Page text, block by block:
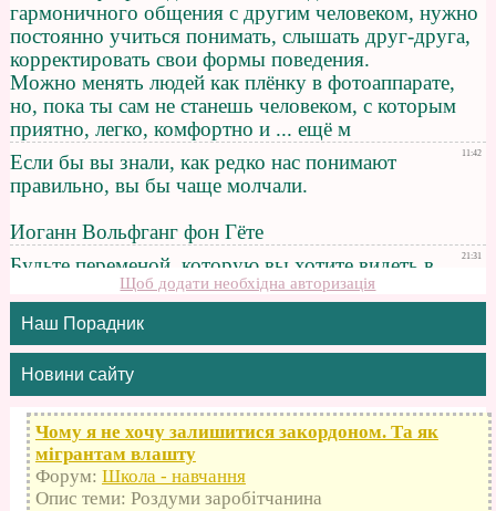
Щоб додати необхідна авторизація
Наш Порадник
Новини сайту
Чому я не хочу залишитися закордоном. Та як
мігрантам влашту
Форум: Школа - навчання
Опис теми: Роздуми заробітчанина